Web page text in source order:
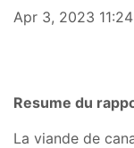
Apr 3, 2023
Resume du
La viande de